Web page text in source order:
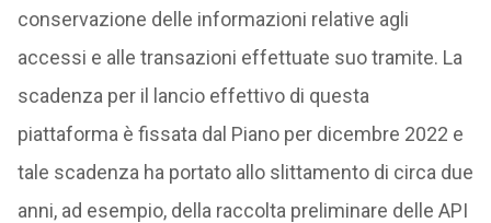
conservazione delle informazioni relative agli
accessi e alle transazioni effettuate suo tramite. La
scadenza per il lancio effettivo di questa
piattaforma è fissata dal Piano per dicembre 2022 e
tale scadenza ha portato allo slittamento di circa due
anni, ad esempio, della raccolta preliminare delle API